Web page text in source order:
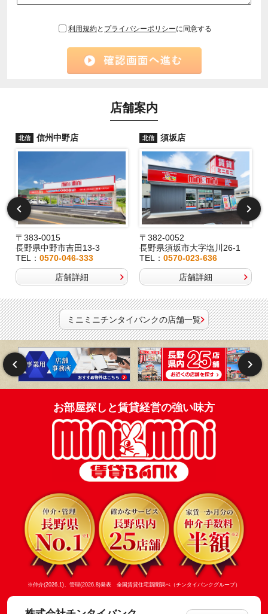
利用規約と プライバシーポリシーに同意する
店舗案内
北信 信州中野店
〒383-0015
長野県中野市吉田13-3
TEL： 0570-046-333
店舗詳細
北信 須坂店
〒382-0052
長野県須坂市大字塩川26-1
TEL：0570-023-636
店舗詳細
ミニミニチンタイバンクの店舗一覧
お部屋探しと賃貸経営の強い味方
※仲介(2026.1)、管理(2026.8)発表 全国賃貸住宅新聞調べ（チンタイバンクグループ）